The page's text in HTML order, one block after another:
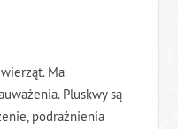
Ma
Pluskwy są
podrażnienia